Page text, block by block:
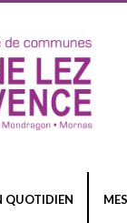
QUOTIDIEN